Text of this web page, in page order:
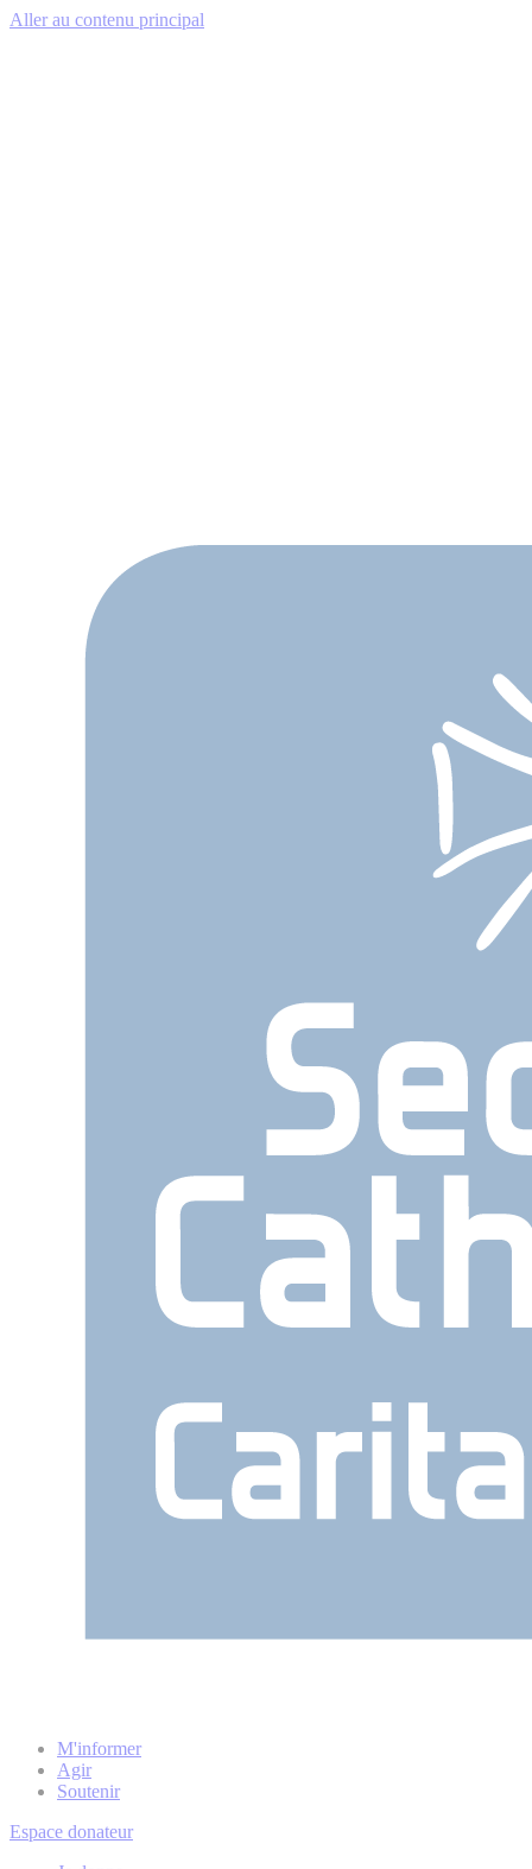
Aller au contenu principal
M'informer
Agir
Soutenir
Espace donateur